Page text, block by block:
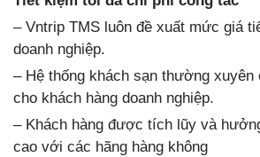
– Vntrip TMS luôn đề xuất mức giá
doanh nghiệp.
– Hệ thống khách sạn thường xuyên
cho khách hàng doanh nghiệp.
– Khách hàng được tích lũy và
cao với các hãng hàng không